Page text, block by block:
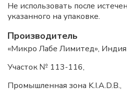
Не использовать после
указанного на упаковке.
Производитель
«Микро Лабе Лимитед», Индия
Участок № 113-116,
Промышленная зона K.I.A.D.B.,